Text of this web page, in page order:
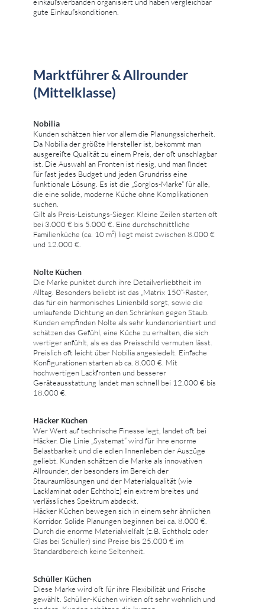
gute Einkaufskonditionen.
Marktführer & Allrounder
(Mittelklasse)
Nobilia
Kunden schätzen hier vor allem die Planungssicherheit.
Da Nobilia der größte Hersteller ist, bekommt man
ausgereifte Qualität zu einem Preis, der oft unschlagbar
ist. Die Auswahl an Fronten ist riesig, und man findet
für fast jedes Budget und jeden Grundriss eine
funktionale Lösung. Es ist die „Sorglos-Marke“ für alle,
die eine solide, moderne Küche ohne Komplikationen
suchen.
Gilt als Preis-Leistungs-Sieger. Kleine Zeilen starten oft
bei 3.000 € bis 5.000 €. Eine durchschnittliche
Familienküche (ca. 10 m²) liegt meist zwischen 8.000 €
und 12.000 €.
Nolte Küchen
Die Marke punktet durch ihre Detailverliebtheit im
Alltag. Besonders beliebt ist das „Matrix 150“-Raster,
das für ein harmonisches Linienbild sorgt, sowie die
umlaufende Dichtung an den Schränken gegen Staub.
Kunden empfinden Nolte als sehr kundenorientiert und
schätzen das Gefühl, eine Küche zu erhalten, die sich
wertiger anfühlt, als es das Preisschild vermuten lässt.
Preislich oft leicht über Nobilia angesiedelt. Einfache
Konfigurationen starten ab ca. 8.000 €. Mit
hochwertigen Lackfronten und besserer
Geräteausstattung landet man schnell bei 12.000 € bis
18.000 €.
Häcker Küchen
Wer Wert auf technische Finesse legt, landet oft bei
Häcker. Die Linie „Systemat“ wird für ihre enorme
Belastbarkeit und die edlen Innenleben der Auszüge
geliebt. Kunden schätzen die Marke als innovativen
Allrounder, der besonders im Bereich der
Stauraumlösungen und der Materialqualität (wie
Lacklaminat oder Echtholz) ein extrem breites und
verlässliches Spektrum abdeckt.
Häcker Küchen bewegen sich in einem sehr ähnlichen
Korridor. Solide Planungen beginnen bei ca. 8.000 €.
Durch die enorme Materialvielfalt (z.B. Echtholz oder
Glas bei Schüller) sind Preise bis 25.000 € im
Standardbereich keine Seltenheit.
Schüller Küchen
Diese Marke wird oft für ihre Flexibilität und Frische
gewählt. Schüller-Küchen wirken oft sehr wohnlich und